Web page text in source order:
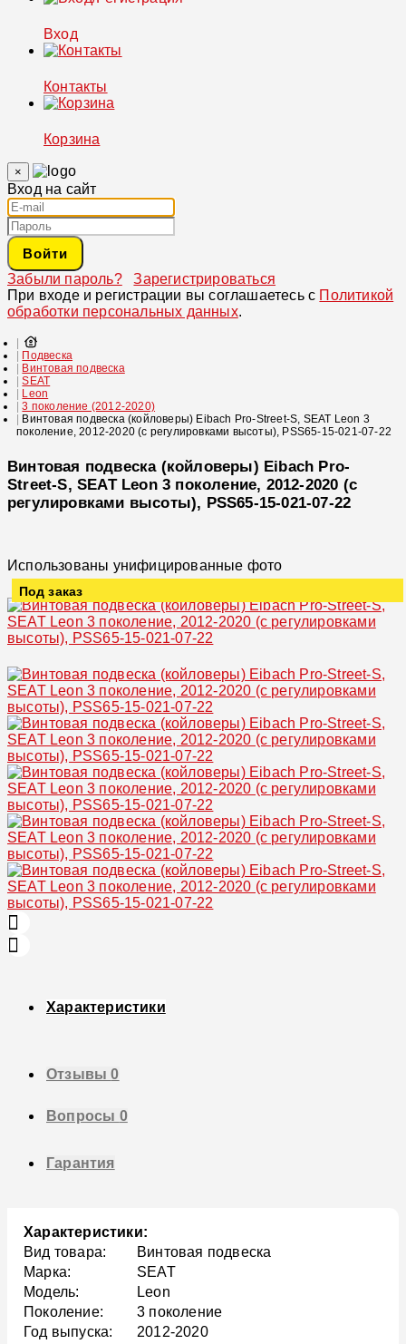
Вход
Контакты
Корзина
×
Вход на сайт
Войти
Забыли пароль?
Зарегистрироваться
При входе и регистрации вы соглашаетесь с Политикой
обработки персональных данных.
Подвеска
Винтовая подвеска
SEAT
Leon
3 поколение (2012-2020)
Винтовая подвеска (койловеры) Eibach Pro-Street-S, SEAT Leon 3
поколение, 2012-2020 (с регулировками высоты), PSS65-15-021-07-22
Винтовая подвеска (койловеры) Eibach Pro-
Street-S, SEAT Leon 3 поколение, 2012-2020 (с
регулировками высоты), PSS65-15-021-07-22
Использованы унифицированные фото
Под заказ
Характеристики
Отзывы0
Вопросы 0
Гарантия
Характеристики:
Вид товара:
Винтовая подвеска
Марка:
SEAT
Модель:
Leon
Поколение:
3 поколение
Год выпуска:
2012-2020